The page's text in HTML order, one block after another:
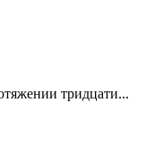
тридцати...